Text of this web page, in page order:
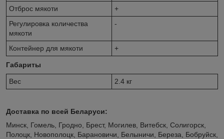
Отброс мякоти
+
Регулировка количества
мякоти
-
Контейнер для мякоти +
Габариты
Вес 2.4 кг
Доставка по всей Беларуси:
Минск, Гомель, Гродно, Брест, Могилев, Витебск, Солигорск,
Полоцк, Новополоцк, Барановичи, Белыничи, Береза, Бобруйск,